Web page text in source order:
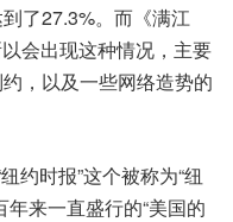
了27.3%。而《满江
会出现这种情况，主要
，以及一些网络造势的
约时报”这个被称为“纽
来一直盛行的“美国的